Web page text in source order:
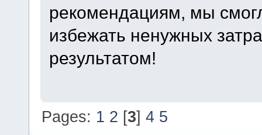
рекомендациям, мы
избежать ненужных
результатом!
Pages: 1 2 [3]4 5